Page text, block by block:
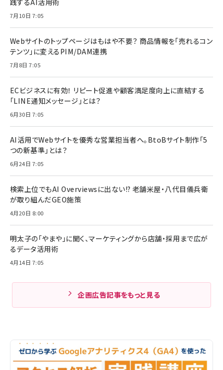
7月10日 7:05
Webサイトのトップページはもはや不要？ 商品情報を「売れるコン
テンツ」に変えるPIM/DAM連携
7月8日 7:05
ECビジネスに有効！ リピート促進や顧客満足度向上に直結する
「LINE通知メッセージ」とは？
6月30日 7:05
AI活用でWebサイトを優秀な営業担当者へ。BtoBサイト制作「5
つの新基準」とは？
6月24日 7:05
検索上位でもAI Overviewsに出ない!? 老舗米屋・八代目儀兵衛
が取り組んだGEO施策
4月20日 8:00
明太子の「やまや」に聞く、マーケティングから店舗・採用まで広が
るデータ活用術
4月14日 7:05
企画広告記事をもっと見る